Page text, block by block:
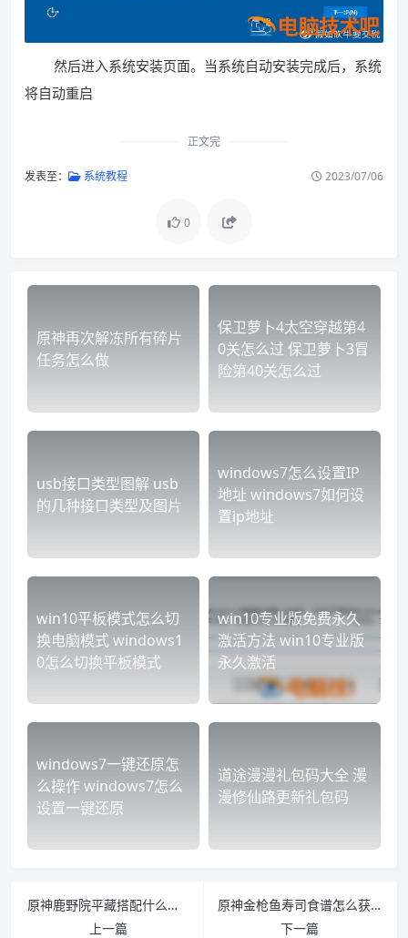
然后进入系统安装页面。当系统自动安装完成后，系统
将自动重启
正文完
发表至： 系统教程 2023/07/06
0
原神再次解冻所有碎片
任务怎么做
保卫萝卜4太空穿越第4
0关怎么过 保卫萝卜3冒
险第40关怎么过
usb接口类型图解 usb
的几种接口类型及图片
windows7怎么设置IP
地址 windows7如何设
置ip地址
win10平板模式怎么切
换电脑模式 windows1
0怎么切换平板模式
win10专业版免费永久
激活方法 win10专业版
永久激活
windows7一键还原怎
么操作 windows7怎么
设置一键还原
道途漫漫礼包码大全 漫
漫修仙路更新礼包码
原神鹿野院平藏搭配什么武器好
上一篇
原神金枪鱼寿司食谱怎么获得
下一篇